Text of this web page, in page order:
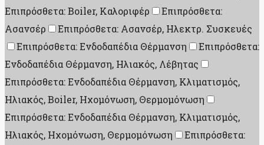
Επιπρόσθετα: Boiler, Καλοριφέρ
Επιπρόσθετα:
Ασανσέρ
Επιπρόσθετα: Ασανσέρ, Ηλεκτρ. Συσκευές
Επιπρόσθετα: Ενδοδαπέδια Θέρμανση
Επιπρόσθετα:
Ενδοδαπέδια Θέρμανση, Ηλιακός, Λέβητας
Επιπρόσθετα: Ενδοδαπέδια Θέρμανση, Κλιματισμός,
Ηλιακός, Boiler, Ηχομόνωση, Θερμομόνωση
Επιπρόσθετα: Ενδοδαπέδια Θέρμανση, Κλιματισμός,
Ηλιακός, Ηχομόνωση, Θερμομόνωση
Επιπρόσθετα: